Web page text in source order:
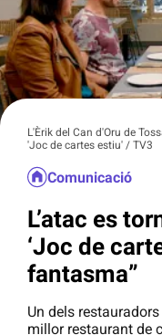
L'Èrik del Can d'Oru de
'Joc de cartes estiu' / TV3
Comunicació
L’atac es
‘Joc de
fantasma”
Un dels
millor restaurant de